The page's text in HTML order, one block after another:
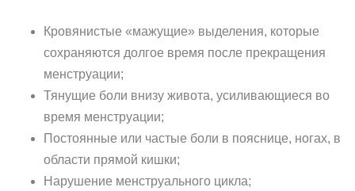
Кровянистые «мажущие» выделения, которые
сохраняются долгое время после прекращения
менструации;
Тянущие боли внизу живота, усиливающиеся во
время менструации;
Постоянные или частые боли в пояснице, ногах, в
области прямой кишки;
Нарушение менструального цикла;